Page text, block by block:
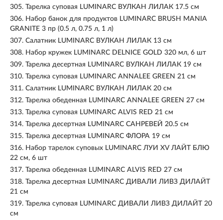
305. Тарелка суповая LUMINARC ВУЛКАН ЛИЛАК 17.5 см
306. Набор банок для продуктов LUMINARC BRUSH MANIA
GRANITE 3 пр (0.5 л, 0.75 л, 1 л)
307. Салатник LUMINARC ВУЛКАН ЛИЛАК 13 см
308. Набор кружек LUMINARC DELNICE GOLD 320 мл, 6 шт
309. Тарелка десертная LUMINARC ВУЛКАН ЛИЛАК 19 см
310. Тарелка суповая LUMINARC ANNALEE GREEN 21 см
311. Салатник LUMINARC ВУЛКАН ЛИЛАК 20 см
312. Тарелка обеденная LUMINARC ANNALEE GREEN 27 см
313. Тарелка суповая LUMINARC ALVIS RED 21 см
314. Тарелка десертная LUMINARC САНРЕВЕЙ 20.5 см
315. Тарелка десертная LUMINARC ФЛОРА 19 см
316. Набор тарелок суповых LUMINARC ЛУИ XV ЛАЙТ БЛЮ
22 см, 6 шт
317. Тарелка обеденная LUMINARC ALVIS RED 27 см
318. Тарелка десертная LUMINARC ДИВАЛИ ЛИВЗ ДИЛАЙТ
21 см
319. Тарелка суповая LUMINARC ДИВАЛИ ЛИВЗ ДИЛАЙТ 20
см